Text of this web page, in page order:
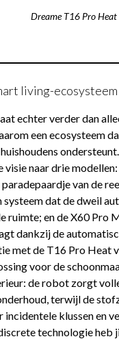
Dreame T16 Pro Heat
living-ecosysteem
echter verder dan
een ecosysteem
visie naar drie
van de
systeem dat de dweil
ruimte; en de X60 Pro
dankzij de
met de T16 Pro Heat
voor de
de robot zorgt
terwijl de
incidentele klussen en
technologie heb